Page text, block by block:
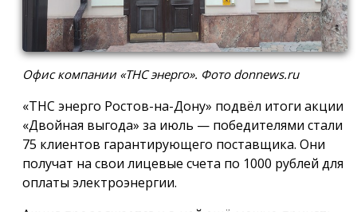
Офис компании «ТНС энерго». Фото donnews.ru
«ТНС энерго Ростов-на-Дону» подвёл итоги акции
«Двойная выгода» за июль — победителями стали
75 клиентов гарантирующего поставщика. Они
получат на свои лицевые счета по 1000 рублей для
оплаты электроэнергии.